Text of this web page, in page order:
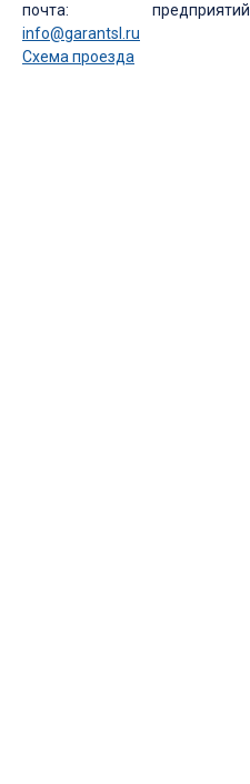
почта:
info@garantsl.ru
Схема проезда
предприятий